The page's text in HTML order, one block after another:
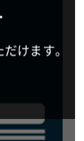
けます。